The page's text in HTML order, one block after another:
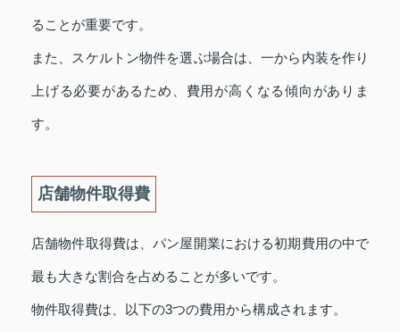
ることが重要です。
また、スケルトン物件を選ぶ場合は、一から内装を作り
上げる必要があるため、費用が高くなる傾向がありま
す。
店舗物件取得費
店舗物件取得費は、パン屋開業における初期費用の中で
最も大きな割合を占めることが多いです。
物件取得費は、以下の3つの費用から構成されます。